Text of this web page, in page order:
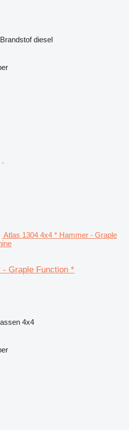
Brandstof diesel
Atlas 1304 4x4 * Hammer - Graple
Graple Function *
4x4